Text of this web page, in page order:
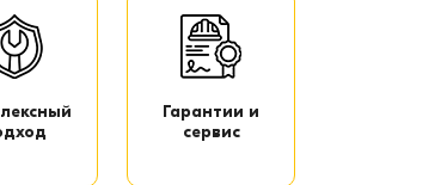
Гарантии и
сервис